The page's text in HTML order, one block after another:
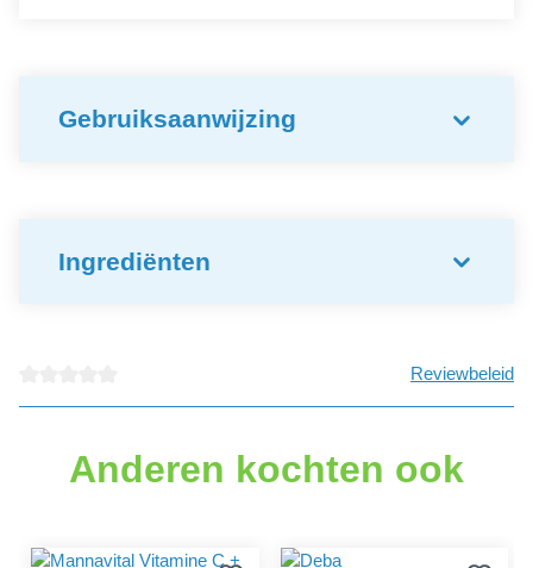
Gebruiksaanwijzing
Ingrediënten
Reviewbeleid
Anderen kochten ook